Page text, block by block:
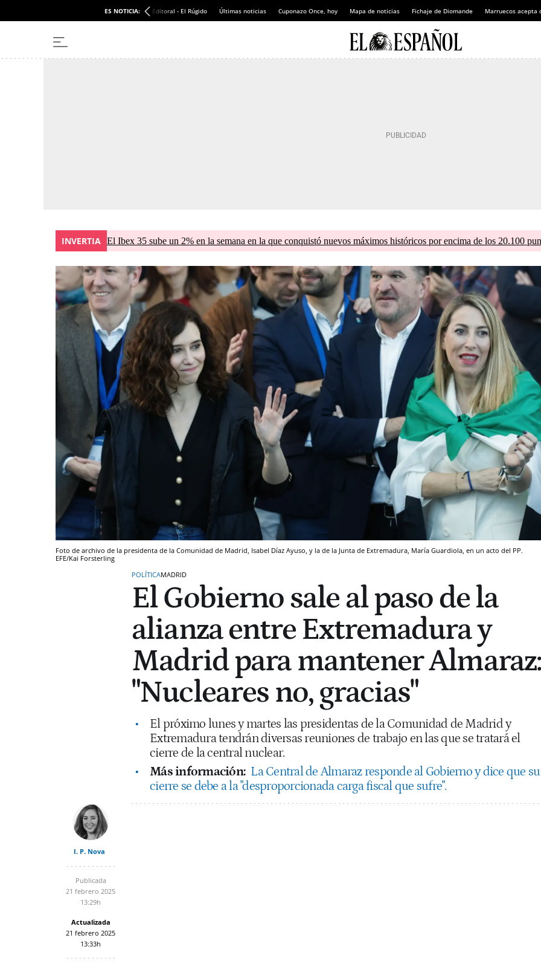
ES NOTICIA: Editoral - El Rúgido Últimas noticias Cuponazo Once, hoy Mapa de noticias Fichaje de Diomande Marruecos acepta
INVERTIA El Ibex 35 sube un 2% en la semana en la que conquistó nuevos máximos históricos por encima de los 20.100
Foto de archivo de la presidenta de la Comunidad de Madrid, Isabel Díaz Ayuso, y la de la Junta de Extremadura, María Guardiola, en un acto del PP.
EFE/Kai Forsterling
POLÍTICAMADRID
El Gobierno sale al paso de la
alianza entre Extremadura y
Madrid para mantener
"Nucleares no, gracias"
El próximo lunes y martes las presidentas de la Comunidad de Madrid y
Extremadura tendrán diversas reuniones de trabajo en las que se tratará el
cierre de la central nuclear.
Más información: La Central de Almaraz responde al Gobierno y dice que su
cierre se debe a la "desproporcionada carga fiscal que sufre".
I. P. Nova
Publicada
21 febrero 2025
13:29h
Actualizada
21 febrero 2025
13:33h